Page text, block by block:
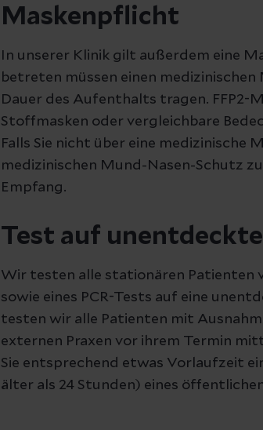
Maskenpflicht
In unserer Klinik gilt außerdem eine
betreten müssen einen
Dauer des Aufenthalts tragen. FFP2-
Stoffmasken oder vergleichbare
Falls Sie nicht über eine medizinische
medizinischen Mund-Nasen-Schutz
Empfang.
Test auf
Wir testen alle stationären
sowie eines PCR-Tests auf eine
testen wir alle Patienten mit
externen Praxen vor ihrem Termin
Sie entsprechend etwas Vorlaufzeit
älter als 24 Stunden) eines